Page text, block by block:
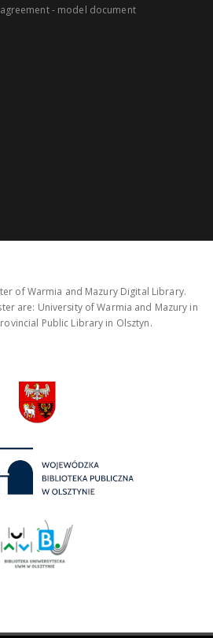
- model document
of Warmia and Mazury Digital Library.
are: University of Warmia and Mazury in
Public Library in Olsztyn.